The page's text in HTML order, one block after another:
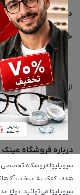
02177116909
info@civiliha.com
ارسال فوری در
دسترسی سریع
حساب کاربری
مجله فروشگاه
لیست محصولات
درباره ما
خدمات مشتریان
حریم خصوصی
پشتیبانی واتساپ 09397003162
از جدید‌ترین تخفیف‌ها
درباره فروشگاه
سیویلیها فروشگاه
هدف کمک به انتخاب
سیویلیها می‌توانید انواع